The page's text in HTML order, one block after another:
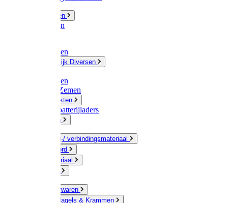
Olie / Vetten
Chemicalien
Plasticzakken
Huishoudelijk Diversen
Zaksluitingen
Sponzen / Zemen
Zeepprodukten
Batterij & batterijladers
Zaklampen
Verpakking-/ verbindingsmateriaal
Touw / Koord
Afdekmateriaal
Kleine ijzerwaren
Spijkers, Nagels & Krammen